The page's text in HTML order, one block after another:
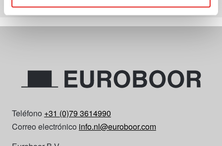
Teléfono +31 (0)79 3614990
Correo electrónico info.nl@euroboor.com